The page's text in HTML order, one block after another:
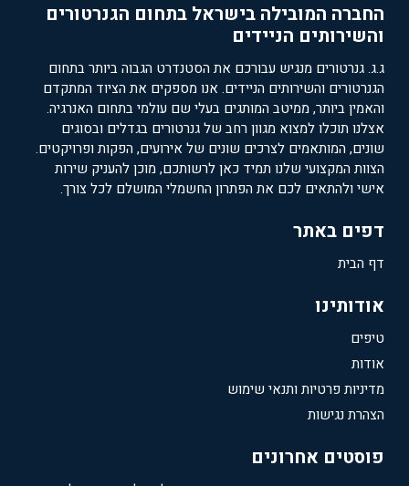
החברה המובילה בישראל בתחום הגנרטורים
והשירותים הניידים
ג.ג. גנרטורים מנגיש עבורכם את הסטנדרט הגבוה ביותר בתחום
הגנרטורים והשירותים הניידים. אנו מספקים את הציוד המתקדם
והאמין ביותר, ממיטב המותגים בעלי שם עולמי בתחום האנרגיה.
אצלנו תוכלו למצוא מגוון רחב של גנרטורים בגדלים ובסוגים
שונים, המותאמים לצרכים שונים של אירועים, הפקות ופרויקטים.
הצוות המקצועי שלנו תמיד כאן לרשותכם, מוכן להעניק שירות
אישי ולהתאים לכם את הפתרון החשמלי המושלם לכל צורך.
דפים באתר
דף הבית
אודותינו
טיפים
אודות
מדיניות פרטיות ותנאי שימוש
הצהרת נגישות
פוסטים אחרונים